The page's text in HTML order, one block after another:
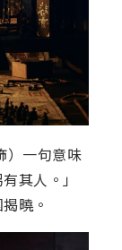
一句意味
其人。」
曉。